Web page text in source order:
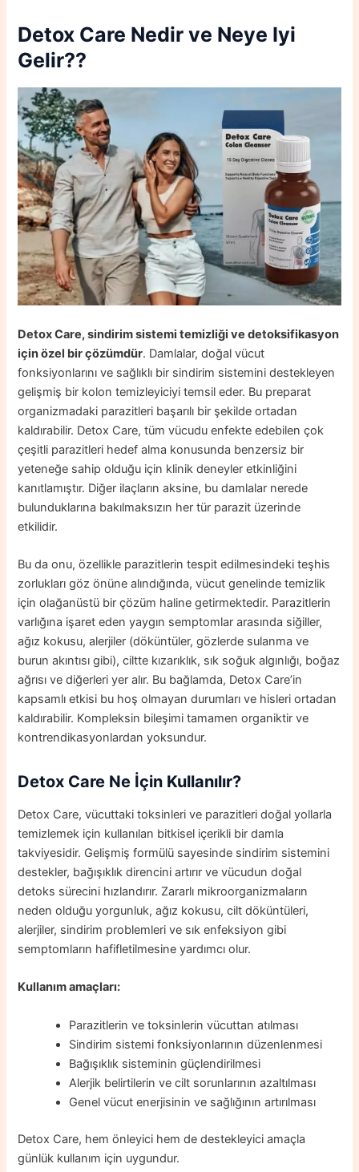
Detox Care Nedir ve Neye Iyi
Gelir??
Detox Care, sindirim sistemi temizliği ve detoksifikasyon
için özel bir çözümdür. Damlalar, doğal vücut
fonksiyonlarını ve sağlıklı bir sindirim sistemini destekleyen
gelişmiş bir kolon temizleyiciyi temsil eder. Bu preparat
organizmadaki parazitleri başarılı bir şekilde ortadan
kaldırabilir. Detox Care, tüm vücudu enfekte edebilen çok
çeşitli parazitleri hedef alma konusunda benzersiz bir
yeteneğe sahip olduğu için klinik deneyler etkinliğini
kanıtlamıştır. Diğer ilaçların aksine, bu damlalar nerede
bulunduklarına bakılmaksızın her tür parazit üzerinde
etkilidir.
Bu da onu, özellikle parazitlerin tespit edilmesindeki teşhis
zorlukları göz önüne alındığında, vücut genelinde temizlik
için olağanüstü bir çözüm haline getirmektedir. Parazitlerin
varlığına işaret eden yaygın semptomlar arasında siğiller,
ağız kokusu, alerjiler (döküntüler, gözlerde sulanma ve
burun akıntısı gibi), ciltte kızarıklık, sık soğuk algınlığı, boğaz
ağrısı ve diğerleri yer alır. Bu bağlamda, Detox Care’in
kapsamlı etkisi bu hoş olmayan durumları ve hisleri ortadan
kaldırabilir. Kompleksin bileşimi tamamen organiktir ve
kontrendikasyonlardan yoksundur.
Detox Care Ne İçin Kullanılır?
Detox Care, vücuttaki toksinleri ve parazitleri doğal yollarla
temizlemek için kullanılan bitkisel içerikli bir damla
takviyesidir. Gelişmiş formülü sayesinde sindirim sistemini
destekler, bağışıklık direncini artırır ve vücudun doğal
detoks sürecini hızlandırır. Zararlı mikroorganizmaların
neden olduğu yorgunluk, ağız kokusu, cilt döküntüleri,
alerjiler, sindirim problemleri ve sık enfeksiyon gibi
semptomların hafifletilmesine yardımcı olur.
Kullanım amaçları:
Parazitlerin ve toksinlerin vücuttan atılması
Sindirim sistemi fonksiyonlarının düzenlenmesi
Bağışıklık sisteminin güçlendirilmesi
Alerjik belirtilerin ve cilt sorunlarının azaltılması
Genel vücut enerjisinin ve sağlığının artırılması
Detox Care, hem önleyici hem de destekleyici amaçla
günlük kullanım için uygundur.